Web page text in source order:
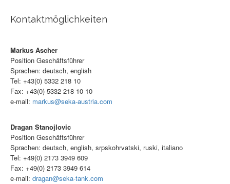
Kontaktmöglichkeiten
Markus Ascher
Position Geschäftsführer
Sprachen: deutsch, english
Tel: +43(0) 5332 218 10
Fax: +43(0) 5332 218 10 10
e-mail: markus@seka-austria.com
Dragan Stanojlovic
Position Geschäftsführer
Sprachen: deutsch, english, srpskohrvatski, ruski, italiano
Tel: +49(0) 2173 3949 609
Fax: +49(0) 2173 3949 614
e-mail: dragan@seka-tank.com